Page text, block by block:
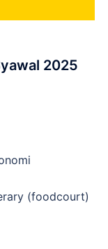
2025
(foodcourt)